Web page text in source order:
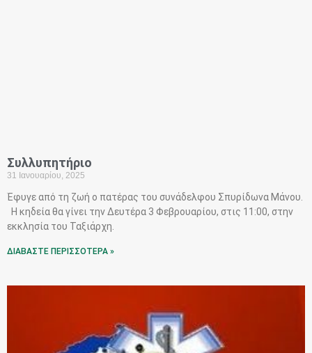
Συλλυπητήριο
31 Ιανουαρίου, 2025
Έφυγε από τη ζωή ο πατέρας του συνάδελφου Σπυρίδωνα Μάνου.
Η κηδεία θα γίνει την Δευτέρα 3 Φεβρουαρίου, στις 11:00, στην
εκκλησία του Ταξιάρχη.
ΔΙΑΒΑΣΤΕ ΠΕΡΙΣΣΟΤΕΡΑ »